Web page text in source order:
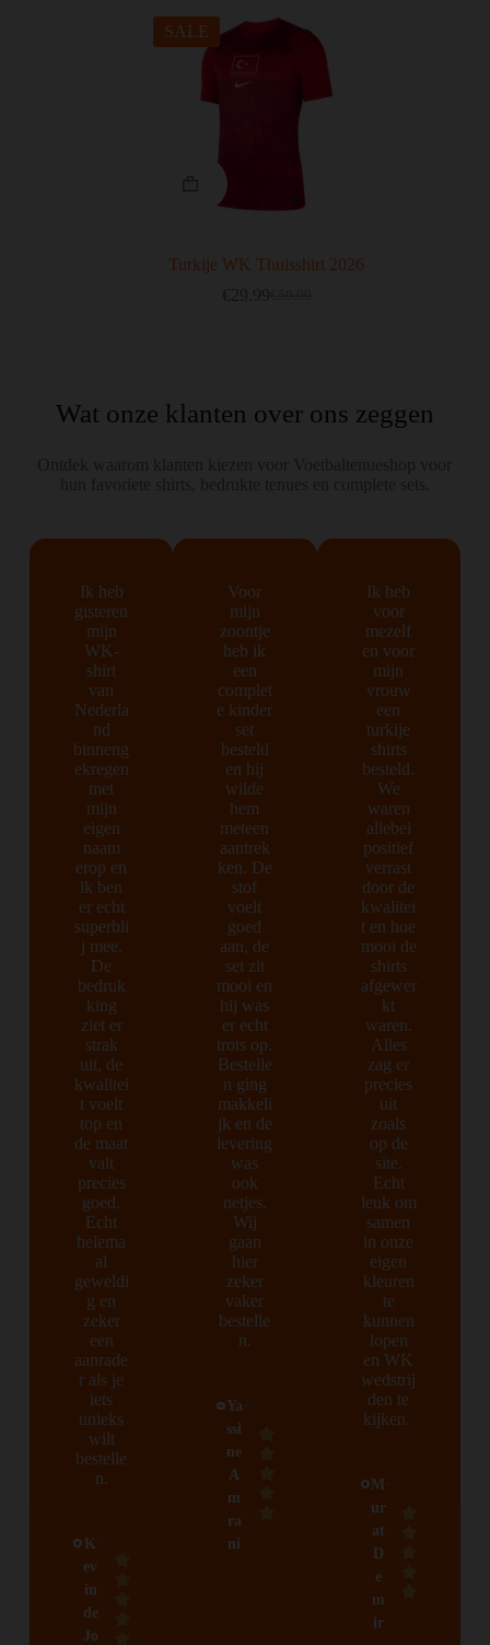
SALE
Turkije WK Thuisshirt 2026
Wat onze klanten over ons zeggen
Ik heb
gisteren
mijn
WK-
shirt
van
Nederla
nd
binneng
ekregen
met
mijn
eigen
naam
erop en
ik ben
er echt
superbli
j mee.
De
bedruk
king
ziet er
strak
uit, de
kwalitei
t voelt
top en
de maat
valt
precies
goed.
Echt
helema
al
geweldi
g en
zeker
een
aanrade
r als je
iets
unieks
wilt
bestelle
n.
K
ev
in
de
Jo
Voor
mijn
zoontje
heb ik
een
complet
e kinder
set
besteld
en hij
wilde
hem
meteen
aantrek
ken. De
stof
voelt
goed
aan, de
set zit
mooi en
hij was
er echt
trots op.
Bestelle
n ging
makkeli
jk en de
levering
was
ook
netjes.
Wij
gaan
hier
zeker
vaker
bestelle
n.
Ya
ssi
ne
A
m
ra
ni
Ik heb
voor
mezelf
en voor
mijn
vrouw
een
turkije
shirts
besteld.
We
waren
allebei
positief
verrast
door de
kwalitei
t en hoe
mooi de
shirts
afgewer
kt
waren.
Alles
zag er
precies
uit
zoals
op de
site.
Echt
leuk om
samen
in onze
eigen
kleuren
te
kunnen
lopen
en WK
wedstrij
den te
kijken.
M
ur
at
D
e
m
ir